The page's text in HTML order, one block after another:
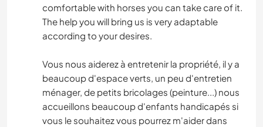
comfortable with horses you can take care of it.
The help you will bring us is very adaptable
according to your desires.
Vous nous aiderez à entretenir la propriété, il y a
beaucoup d'espace verts, un peu d'entretien
ménager, de petits bricolages (peinture...) nous
accueillons beaucoup d'enfants handicapés si
vous le souhaitez vous pourrez m'aider dans